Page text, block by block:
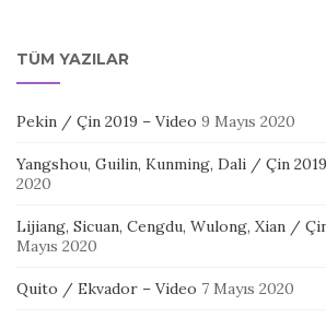
TÜM YAZILAR
Pekin / Çin 2019 – Video 9 Mayıs 2020
Yangshou, Guilin, Kunming, Dali / Çin
2020
Lijiang, Sicuan, Cengdu, Wulong, Xian /
Mayıs 2020
Quito / Ekvador – Video 7 Mayıs 2020